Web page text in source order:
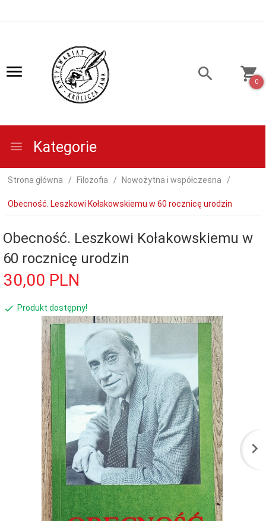
0
Kategorie
Strona główna Filozofia Nowożytna i współczesna
Obecność. Leszkowi Kołakowskiemu w 60 rocznicę urodzin
Obecność. Leszkowi Kołakowskiemu w
60 rocznicę urodzin
30,00 PLN
Produkt dostępny!